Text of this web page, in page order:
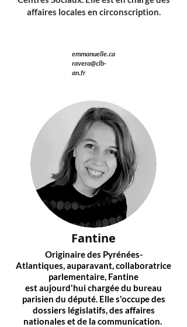
affaires locales en circonscription.
emmanuelle.ca
ravera@clb-
an.fr
Fantine
Originaire des Pyrénées-
Atlantiques,auparavant, collaboratrice
parlementaire, Fantine
estaujourd'huichargée du bureau
parisien du député. Elle s'occupe des
dossiers législatifs, des affaires
nationales et de la communication.